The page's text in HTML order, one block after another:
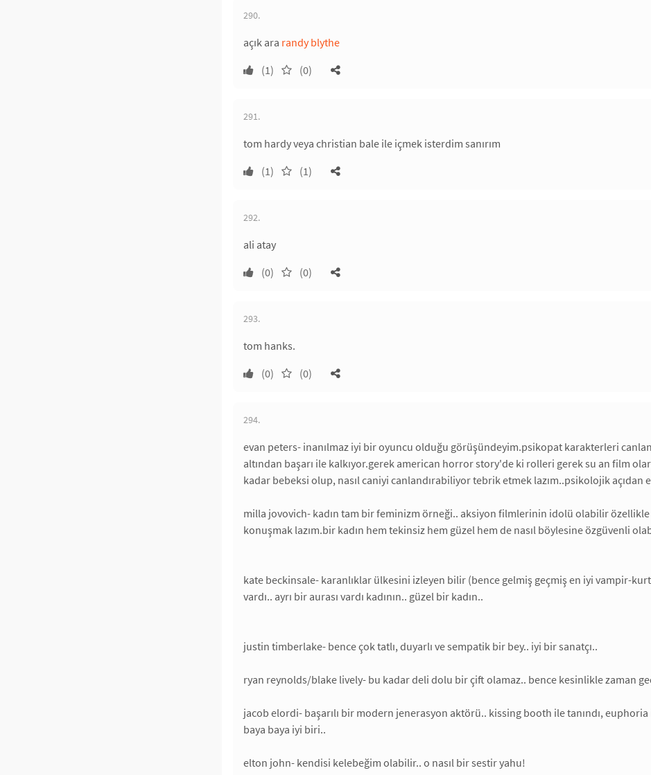
290.
açık ara randy blythe
(1)
(0)
291.
tom hardy veya christian bale ile içmek isterdim sanırım
(1)
(1)
292.
ali atay
(0)
(0)
293.
tom hanks.
(0)
(0)
294.
evan peters- inanılmaz iyi bir oyuncu olduğu görüşündeyim.psikopat karakterleri
altından başarı ile kalkıyor.gerek american horror story'de ki rolleri gerek su an film
kadar bebeksi olup, nasıl caniyi canlandırabiliyor tebrik etmek lazım..psikolojik
milla jovovich- kadın tam bir feminizm örneği.. aksiyon filmlerinin idolü olabilir özellikle
konuşmak lazım.bir kadın hem tekinsiz hem güzel hem de nasıl böylesine özgüvenli
kate beckinsale- karanlıklar ülkesini izleyen bilir (bence gelmiş geçmiş en iyi vampir-
vardı.. ayrı bir aurası vardı kadının.. güzel bir kadın..
justin timberlake- bence çok tatlı, duyarlı ve sempatik bir bey.. iyi bir sanatçı..
ryan reynolds/blake lively- bu kadar deli dolu bir çift olamaz.. bence kesinlikle zaman
jacob elordi- başarılı bir modern jenerasyon aktörü.. kissing booth ile tanındı, euphoria
baya baya iyi biri..
elton john- kendisi kelebeğim olabilir.. o nasıl bir sestir yahu!